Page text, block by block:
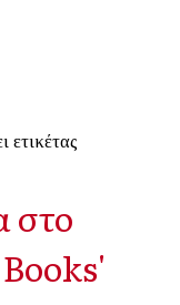
στο
Books'